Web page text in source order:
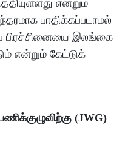
என்றும்
பாதிக்கப்படாமல்
பிரச்சினையை இலங்கை
என்றும் கேட்டுக்
(JWG)